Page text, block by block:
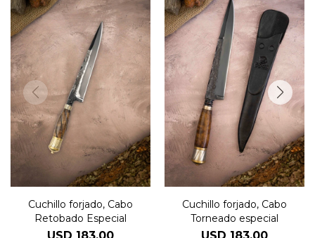
Cuchillo forjado, Cabo
Retobado Especial
Cuchillo forjado, Cabo
Torneado especial